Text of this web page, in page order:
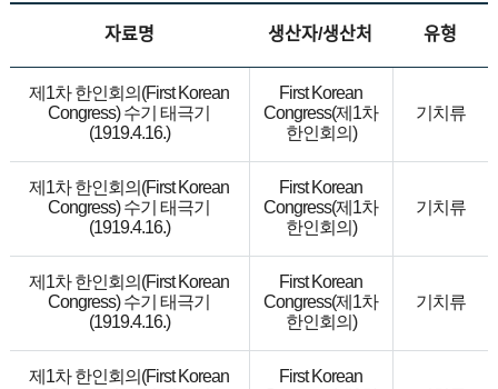
자료명 생산자/생산처 유형
제1차 한인회의(First Korean
Congress) 수기 태극기
(1919.4.16.)
First Korean
Congress(제1차
한인회의)
기치류
제1차 한인회의(First Korean
Congress) 수기 태극기
(1919.4.16.)
First Korean
Congress(제1차
한인회의)
기치류
제1차 한인회의(First Korean
Congress) 수기 태극기
(1919.4.16.)
First Korean
Congress(제1차
한인회의)
기치류
제1차 한인회의(First Korean
First Korean